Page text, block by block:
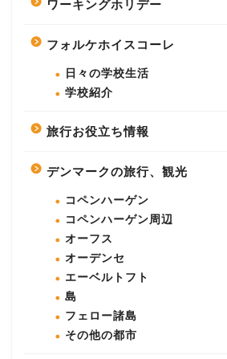
ワーキングホリデー
フォルケホイスコーレ
日々の学校生活
学校紹介
旅行お役立ち情報
デンマークの旅行、観光
コペンハーゲン
コペンハーゲン周辺
オーフス
オーデンセ
エーベルトフト
島
フェロー諸島
その他の都市